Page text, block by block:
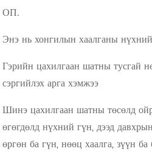
ОП.
Энэ нь хонгилын хаалганы
Гэрийн цахилгаан шатны тусгай
сэргийлэх арга хэмжээ
Шинэ цахилгаан шатны төсөлд
өгөгдөлд нүхний гүн, дээд
өргөн ба гүн, нөөц хаалга, зүүн